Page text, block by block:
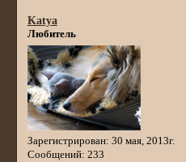
Katya
Любитель
Зарегистрирован: 30 мая, 2013г.
Сообщений: 233